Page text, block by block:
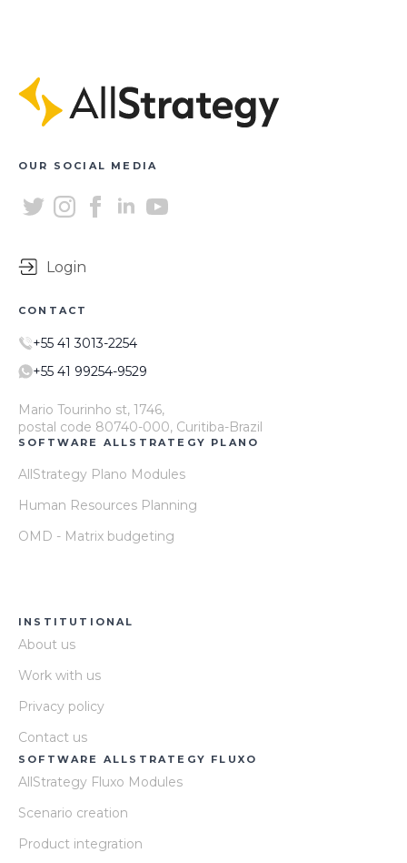
OUR SOCIAL MEDIA
Login
CONTACT
+55 41 3013-2254
+55 41 99254-9529
Mario Tourinho st, 1746,
postal code 80740-000, Curitiba-Brazil
SOFTWARE ALLSTRATEGY PLANO
AllStrategy Plano Modules
Human Resources Planning
OMD - Matrix budgeting
INSTITUTIONAL
About us
Work with us
Privacy policy
Contact us
SOFTWARE ALLSTRATEGY FLUXO
AllStrategy Fluxo Modules
Scenario creation
Product integration